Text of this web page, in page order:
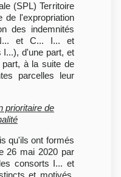
(SPL) Territoire
de l'expropriation
des indemnités
et C... I... et
d'une part, et
à la suite de
parcelles leur
prioritaire de
qu'ils ont formés
26 mai 2020 par
consorts I... et
et motivés,